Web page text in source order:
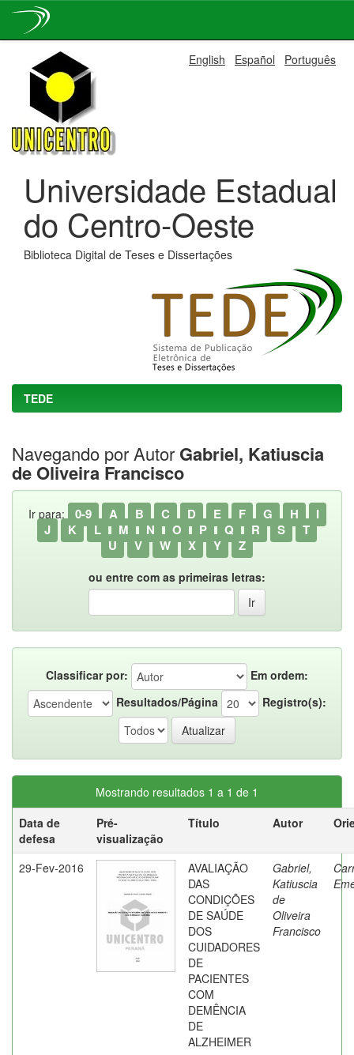
navigation
English Español Português
Universidade Estadual
do Centro-Oeste
Biblioteca Digital de Teses e Dissertações
TEDE
Navegando por Autor Gabriel, Katiuscia
de Oliveira Francisco
Ir para: 0-9 A B C D E F G H
I
J
K L M N O P Q R S
T
U
V W X Y Z
ou entre com as primeiras letras:
Classificar por:
Em ordem:
Resultados/Página
Registro(s):
Mostrando resultados 1 a 1 de 1
Data de
defesa
Pré-
visualização
Título Autor
29-Fev-2016
AVALIAÇÃO
DAS
CONDIÇÕES
DE SAÚDE
DOS
CUIDADORES
DE
PACIENTES
COM
DEMÊNCIA
DE
ALZHEIMER
Gabriel,
Katiuscia
de
Oliveira
Francisco